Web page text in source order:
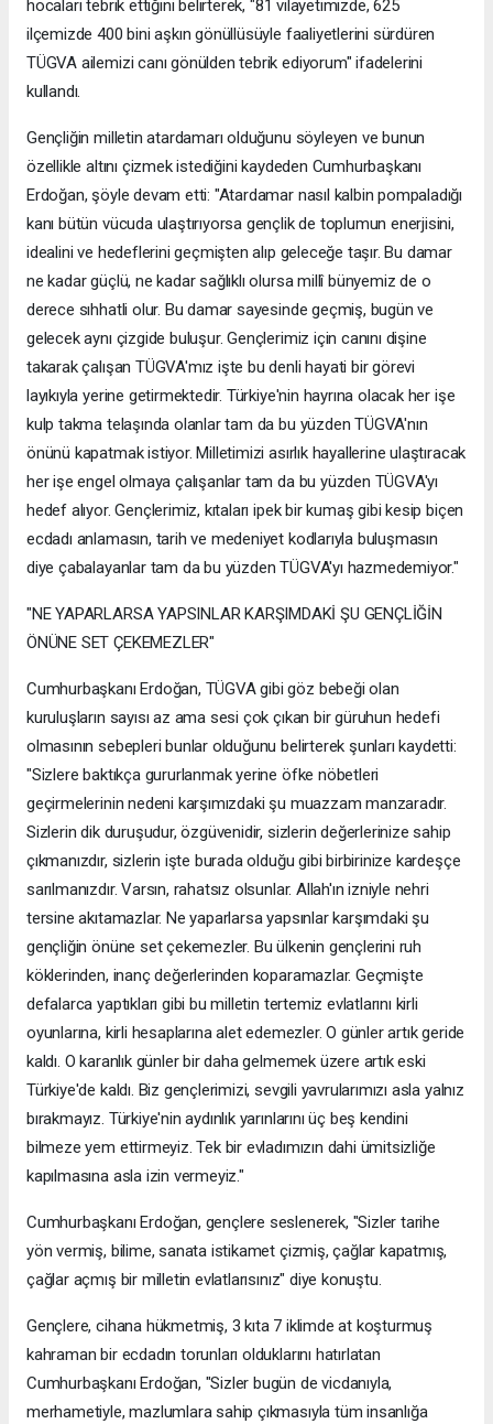
hocaları tebrik ettiğini belirterek, "81 vilayetimizde, 625
ilçemizde 400 bini aşkın gönüllüsüyle faaliyetlerini sürdüren
TÜGVA ailemizi canı gönülden tebrik ediyorum" ifadelerini
kullandı.
Gençliğin milletin atardamarı olduğunu söyleyen ve bunun
özellikle altını çizmek istediğini kaydeden Cumhurbaşkanı
Erdoğan, şöyle devam etti: "Atardamar nasıl kalbin pompaladığı
kanı bütün vücuda ulaştırıyorsa gençlik de toplumun enerjisini,
idealini ve hedeflerini geçmişten alıp geleceğe taşır. Bu damar
ne kadar güçlü, ne kadar sağlıklı olursa millî bünyemiz de o
derece sıhhatli olur. Bu damar sayesinde geçmiş, bugün ve
gelecek aynı çizgide buluşur. Gençlerimiz için canını dişine
takarak çalışan TÜGVA'mız işte bu denli hayati bir görevi
layıkıyla yerine getirmektedir. Türkiye'nin hayrına olacak her işe
kulp takma telaşında olanlar tam da bu yüzden TÜGVA'nın
önünü kapatmak istiyor. Milletimizi asırlık hayallerine ulaştıracak
her işe engel olmaya çalışanlar tam da bu yüzden TÜGVA'yı
hedef alıyor. Gençlerimiz, kıtaları ipek bir kumaş gibi kesip biçen
ecdadı anlamasın, tarih ve medeniyet kodlarıyla buluşmasın
diye çabalayanlar tam da bu yüzden TÜGVA'yı hazmedemiyor."
"NE YAPARLARSA YAPSINLAR KARŞIMDAKİ ŞU GENÇLİĞİN
ÖNÜNE SET ÇEKEMEZLER"
Cumhurbaşkanı Erdoğan, TÜGVA gibi göz bebeği olan
kuruluşların sayısı az ama sesi çok çıkan bir güruhun hedefi
olmasının sebepleri bunlar olduğunu belirterek şunları kaydetti:
"Sizlere baktıkça gururlanmak yerine öfke nöbetleri
geçirmelerinin nedeni karşımızdaki şu muazzam manzaradır.
Sizlerin dik duruşudur, özgüvenidir, sizlerin değerlerinize sahip
çıkmanızdır, sizlerin işte burada olduğu gibi birbirinize kardeşçe
sarılmanızdır. Varsın, rahatsız olsunlar. Allah'ın izniyle nehri
tersine akıtamazlar. Ne yaparlarsa yapsınlar karşımdaki şu
gençliğin önüne set çekemezler. Bu ülkenin gençlerini ruh
köklerinden, inanç değerlerinden koparamazlar. Geçmişte
defalarca yaptıkları gibi bu milletin tertemiz evlatlarını kirli
oyunlarına, kirli hesaplarına alet edemezler. O günler artık geride
kaldı. O karanlık günler bir daha gelmemek üzere artık eski
Türkiye'de kaldı. Biz gençlerimizi, sevgili yavrularımızı asla yalnız
bırakmayız. Türkiye'nin aydınlık yarınlarını üç beş kendini
bilmeze yem ettirmeyiz. Tek bir evladımızın dahi ümitsizliğe
kapılmasına asla izin vermeyiz."
Cumhurbaşkanı Erdoğan, gençlere seslenerek, "Sizler tarihe
yön vermiş, bilime, sanata istikamet çizmiş, çağlar kapatmış,
çağlar açmış bir milletin evlatlarısınız" diye konuştu.
Gençlere, cihana hükmetmiş, 3 kıta 7 iklimde at koşturmuş
kahraman bir ecdadın torunları olduklarını hatırlatan
Cumhurbaşkanı Erdoğan, "Sizler bugün de vicdanıyla,
merhametiyle, mazlumlara sahip çıkmasıyla tüm insanlığa